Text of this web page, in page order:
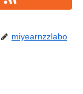
miyearnzzlabo